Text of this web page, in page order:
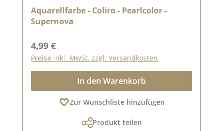
Aquarellfarbe - Coliro - Pearlcolor -
Supernova
Regulärer Preis:
4,99 €
Preise inkl. MwSt. zzgl. Versandkosten
In den Warenkorb
Zur Wunschliste hinzufügen
Produkt teilen